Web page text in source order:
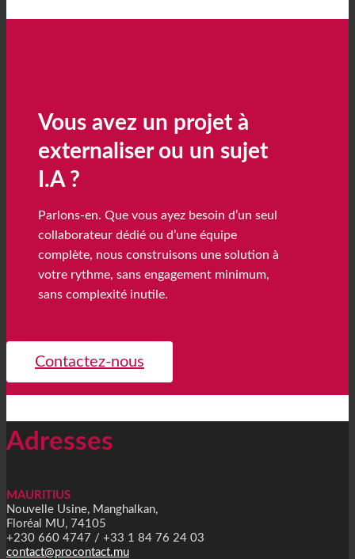
Vous avez un projet à
externaliser ou un sujet
I.A ?
Parlons-en. Que vous ayez besoin d’un seul
collaborateur dédié ou d’une équipe
complète, nous construisons une solution à
votre rythme, sans engagement minimum,
sans complexité inutile.
Contactez-nous
Adresses
MAURITIUS
Nouvelle Usine, Manghalkan,
Floréal MU, 74105
+230 660 4747 / +33 1 84 76 24 03
contact@procontact.mu